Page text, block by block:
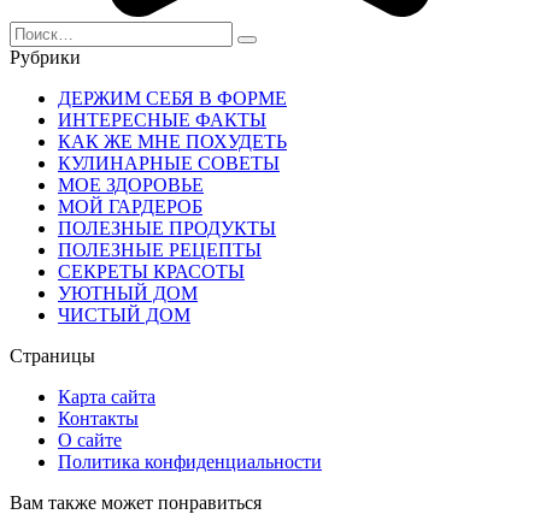
Search
for:
Рубрики
ДЕРЖИМ СЕБЯ В ФОРМЕ
ИНТЕРЕСНЫЕ ФАКТЫ
КАК ЖЕ МНЕ ПОХУДЕТЬ
КУЛИНАРНЫЕ СОВЕТЫ
МОЕ ЗДОРОВЬЕ
МОЙ ГАРДЕРОБ
ПОЛЕЗНЫЕ ПРОДУКТЫ
ПОЛЕЗНЫЕ РЕЦЕПТЫ
СЕКРЕТЫ КРАСОТЫ
УЮТНЫЙ ДОМ
ЧИСТЫЙ ДОМ
Страницы
Карта сайта
Контакты
О сайте
Политика конфиденциальности
Вам также может понравиться